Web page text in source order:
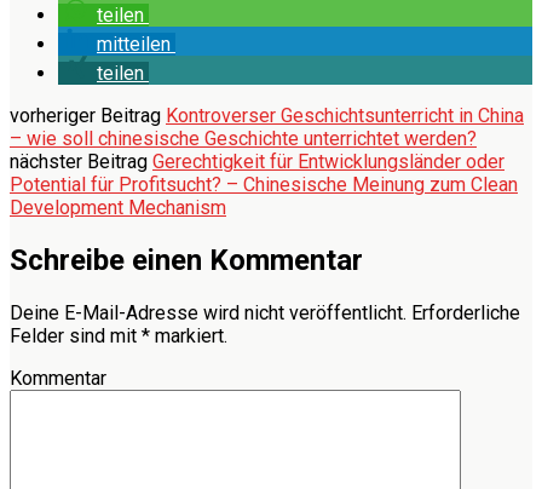
teilen
mitteilen
teilen
vorheriger Beitrag Kontroverser Geschichtsunterricht in China
– wie soll chinesische Geschichte unterrichtet werden?
nächster Beitrag Gerechtigkeit für Entwicklungsländer oder
Potential für Profitsucht? – Chinesische Meinung zum Clean
Development Mechanism
Schreibe einen Kommentar
Deine E-Mail-Adresse wird nicht veröffentlicht. Erforderliche
Felder sind mit * markiert.
Kommentar